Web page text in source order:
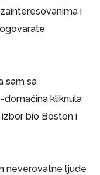
i
sam sa
kliknula
bio Boston i
neverovatne ljude